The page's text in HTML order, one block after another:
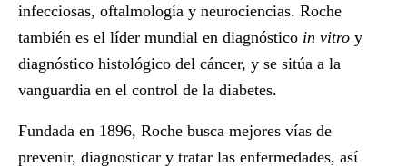
infecciosas, oftalmología y neurociencias. Roche
también es el líder mundial en diagnóstico in vitro y
diagnóstico histológico del cáncer, y se sitúa a la
vanguardia en el control de la diabetes.
­Fundada en 1896, Roche busca mejores vías de
prevenir, diagnosticar y tratar las enfermedades, así